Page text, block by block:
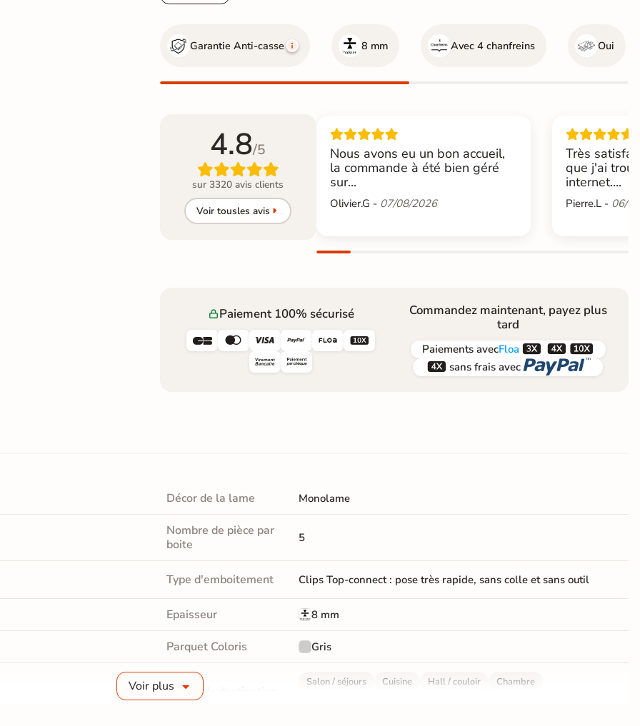
Garantie Anti-casse 8 mm Avec 4 chanfreins Oui
4.8/5

sur 3320 avis clients
Voir tousles avis
Nous avons eu un bon accueil,
la commande à été bien géré
sur...
Olivier.G - 07/08/2026
Très
que j'ai
internet....
Pierre.L - 06/
Paiement 100% sécurisé
     
Commandez maintenant, payez plus
tard
PaiementsavecFloa  
 sans frais avec 
Décor de la lame Monolame
Nombre de pièce par
boite
5
Type d'emboitement Clips Top-connect : pose très rapide, sans colle et sans outil
Epaisseur 8 mm
Parquet Coloris Gris
Pièces de destination
Salon / séjours Cuisine Hall / couloir
Chambre
Voir plus